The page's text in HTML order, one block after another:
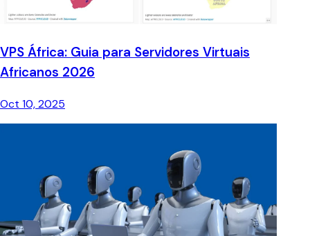
VPS África: Guia para Servidores Virtuais
Africanos 2026
Oct 10, 2025